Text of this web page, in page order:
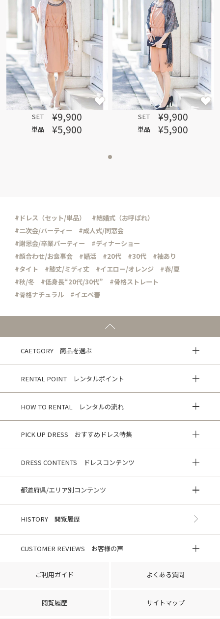
SET ¥9,900
単品 ¥5,900
SET ¥9,900
単品 ¥5,900
#ドレス（セット/単品）
#結婚式（お呼ばれ）
#二次会/パーティー
#成人式/同窓会
#謝恩会/卒業パーティー
#ディナーショー
#顔合わせ/お食事会
#婚活 #20代 #30代
#袖あり
#タイト
#膝丈/ミディ丈 #イエロー/オレンジ
#春/夏
#秋/冬
#低身長“20代/30代”
#骨格ストレート
#骨格ナチュラル
#イエベ春
CAETGORY 商品を選ぶ
RENTAL POINT レンタルポイント
HOW TO RENTAL レンタルの流れ
PICK UP DRESS おすすめドレス特集
DRESS CONTENTS ドレスコンテンツ
都道府県/エリア別コンテンツ
HISTORY 閲覧履歴
CUSTOMER REVIEWS お客様の声
ご利用ガイド よくある質問
閲覧履歴 サイトマップ